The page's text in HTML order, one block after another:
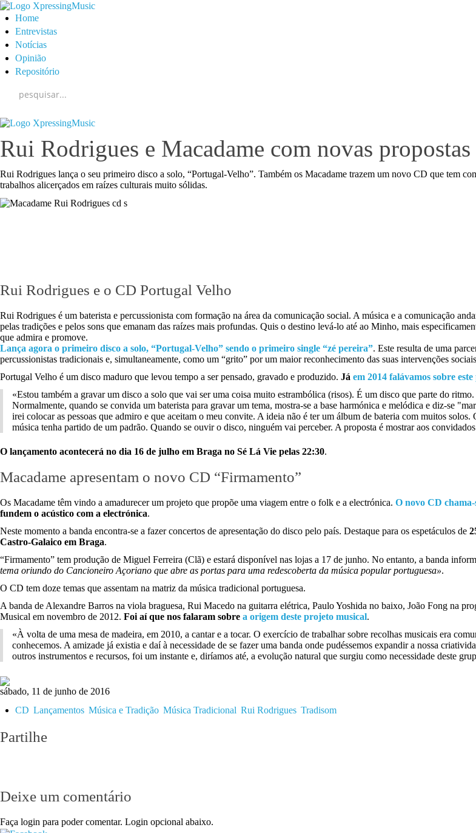
Home
Entrevistas
Notícias
Opinião
Repositório
Rui Rodrigues e Macadame com novas
Rui Rodrigues lança o seu primeiro disco a solo, “Portugal-Velho”. Também os Macadame trazem um novo CD que tem
trabalhos alicerçados em raízes culturais muito sólidas.
Rui Rodrigues e o CD Portugal Velho
Rui Rodrigues é um baterista e percussionista com formação na área da comunicação social. A música e a comunicação
pelas tradições e pelos sons que emanam das raízes mais profundas. Quis o destino levá-lo até ao Minho, mais
que admira e promove.
Lança agora o primeiro disco a solo, “Portugal-Velho” sendo o primeiro single “zé pereira”. Este resulta de uma
percussionistas tradicionais e, simultaneamente, como um “grito” por um maior reconhecimento das suas intervenções
Portugal Velho é um disco maduro que levou tempo a ser pensado, gravado e produzido. Já em 2014 falávamos sobre
«Estou também a gravar um disco a solo que vai ser uma coisa muito estrambólica (risos). É um disco que parte do
Normalmente, quando se convida um baterista para gravar um tema, mostra-se a base harmónica e melódica e diz-se
irei colocar as pessoas que admiro e que aceitam o meu convite. A ideia não é ter um álbum de bateria com muitos
música tenha partido de um padrão. Quando se ouvir o disco, ninguém vai perceber. A proposta é mostrar aos
O lançamento acontecerá no dia 16 de julho em Braga no Sé Lá Vie pelas 22:30.
Macadame apresentam o novo CD “Firmamento”
Os Macadame têm vindo a amadurecer um projeto que propõe uma viagem entre o folk e a electrónica. O novo CD
fundem o acústico com a electrónica.
Neste momento a banda encontra-se a fazer concertos de apresentação do disco pelo país. Destaque para os espetáculos de
Castro-Galaico em Braga.
“Firmamento” tem produção de Miguel Ferreira (Clã) e estará disponível nas lojas a 17 de junho. No entanto, a banda
tema oriundo do Cancioneiro Açoriano que abre as portas para uma redescoberta da música popular portuguesa».
O CD tem doze temas que assentam na matriz da música tradicional portuguesa.
A banda de Alexandre Barros na viola braguesa, Rui Macedo na guitarra elétrica, Paulo Yoshida no baixo, João Fong na
Musical em novembro de 2012. Foi aí que nos falaram sobre a origem deste projeto musical.
«À volta de uma mesa de madeira, em 2010, a cantar e a tocar. O exercício de trabalhar sobre recolhas musicais era
conhecemos. A amizade já existia e daí à necessidade de se fazer uma banda onde pudéssemos expandir a nossa
outros instrumentos e recursos, foi um instante e, diríamos até, a evolução natural que surgiu como necessidade deste
sábado, 11 de junho de 2016
CD Lançamentos Música e Tradição Música Tradicional Rui Rodrigues Tradisom
Partilhe
Deixe um comentário
Faça login para poder comentar. Login opcional abaixo.